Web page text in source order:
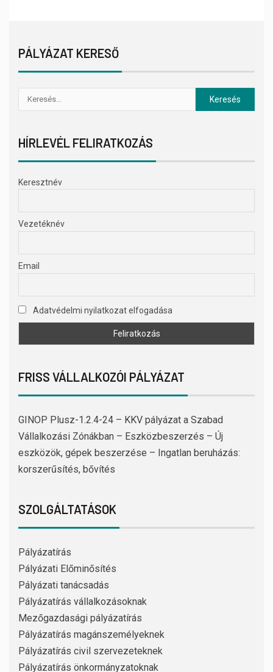
PÁLYÁZAT KERESŐ
HÍRLEVÉL FELIRATKOZÁS
Keresztnév
Vezetéknév
Email
Adatvédelmi nyilatkozat elfogadása
FRISS VÁLLALKOZÓI PÁLYÁZAT
GINOP Plusz-1.2.4-24 – KKV pályázat a Szabad
Vállalkozási Zónákban – Eszközbeszerzés – Új
eszközök, gépek beszerzése – Ingatlan beruházás:
korszerűsítés, bővítés
SZOLGÁLTATÁSOK
Pályázatírás
Pályázati Előminősítés
Pályázati tanácsadás
Pályázatírás vállalkozásoknak
Mezőgazdasági pályázatírás
Pályázatírás magánszemélyeknek
Pályázatírás civil szervezeteknek
Pályázatírás önkormányzatoknak